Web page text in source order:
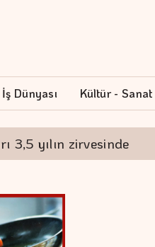
İş Dünyası Kültür - Sanat
zirvesinde